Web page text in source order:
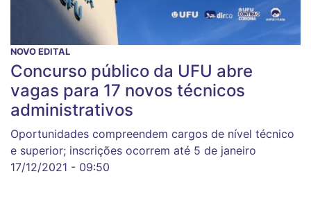
NOVO EDITAL
Concurso público da UFU abre
vagas para 17 novos técnicos
administrativos
Oportunidades compreendem cargos de nível técnico
e superior; inscrições ocorrem até 5 de janeiro
17/12/2021 - 09:50